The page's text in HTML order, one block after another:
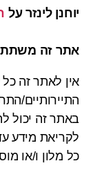
יוחנן לינזר על
אתר זה
אין לאתר זה
התיירותיים/
באתר זה יכול
לקריאת מידע
כל מלון ו/או